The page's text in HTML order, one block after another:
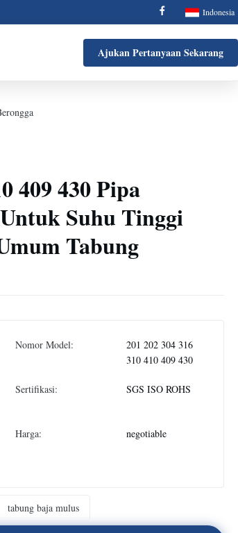
Indonesia
Ajukan Pertanyaan Sekarang
409 430 Pipa
Suhu Tinggi
Tabung
Nomor Model:
201 202 304 316
310 410 409 430
Sertifikasi: SGS ISO ROHS
Harga: negotiable
tabung baja mulus